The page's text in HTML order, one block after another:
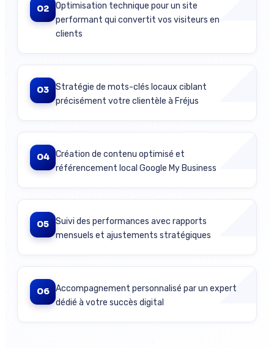
02
Optimisation technique pour un site
performant qui convertit vos visiteurs en
clients
03
Stratégie de mots-clés locaux ciblant
précisément votre clientèle à Fréjus
04
Création de contenu optimisé et
référencement local Google My Business
05
Suivi des performances avec rapports
mensuels et ajustements stratégiques
06
Accompagnement personnalisé par un expert
dédié à votre succès digital